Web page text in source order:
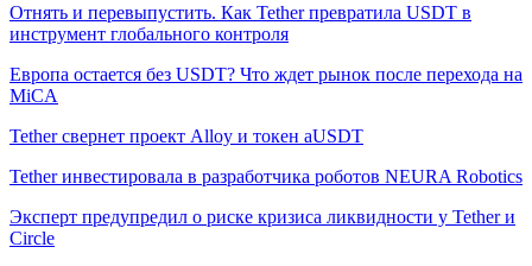
Отнять и перевыпустить. Как Tether превратила USDT в
инструмент глобального контроля
Европа остается без USDT? Что ждет рынок после перехода на
MiCA
Tether свернет проект Alloy и токен aUSDT
Tether инвестировала в разработчика роботов NEURA Robotics
Эксперт предупредил о риске кризиса ликвидности у Tether и
Circle